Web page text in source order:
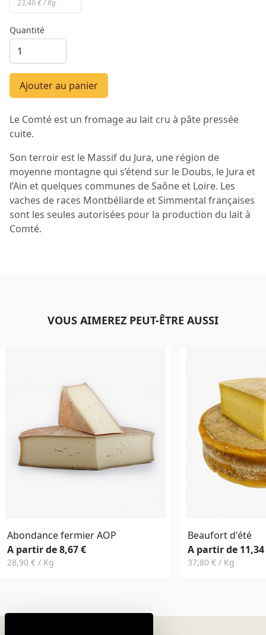
23,40 € / Kg
Quantité
Ajouter au panier
Le Comté est un fromage au lait cru à pâte pressée
cuite.
Son terroir est le Massif du Jura, une région de
moyenne montagne qui s’étend sur le Doubs, le Jura et
l’Ain et quelques communes de Saône et Loire. Les
vaches de races Montbéliarde et Simmental françaises
sont les seules autorisées pour la production du lait à
Comté.
VOUS AIMEREZ PEUT-ÊTRE AUSSI
Abondance fermier AOP
A partir de 8,67 €
28,90 € / Kg
Beaufort d'été
A partir de 11,34
37,80 € / Kg